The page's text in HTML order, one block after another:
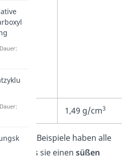
1,49 g/cm3
Beispiele haben alle
dass sie einen süßen